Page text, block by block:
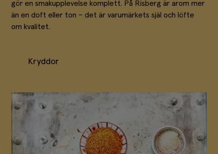
gör en smakupplevelse komplett. På Risberg är arom mer
än en doft eller ton – det är varumärkets själ och löfte
om kvalitet.
Kryddor